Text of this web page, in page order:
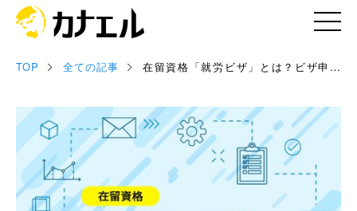
記事
お役立ち資料
セミナー情報
専門家情報
TOP 全ての記事
在留資格「就労ビザ」とは？ビザ申請